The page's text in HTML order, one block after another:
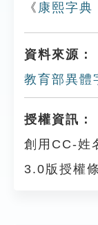
《 康熙字典
資料來源：
教育部異體
授權資訊：
創用CC-姓
3.0版授權